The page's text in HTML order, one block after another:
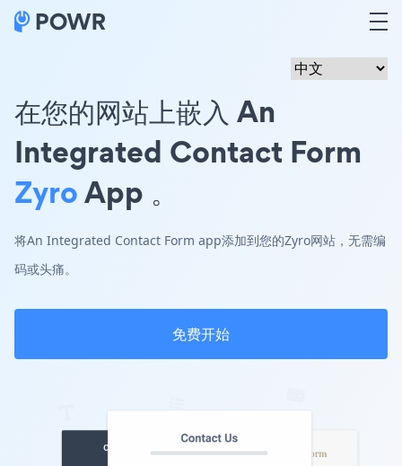
在您的网站上嵌入 An
Integrated Contact Form
ZyroApp 。
将An Integrated Contact Form app添加到您的Zyro网站，无需编
码或头痛。
免费开始